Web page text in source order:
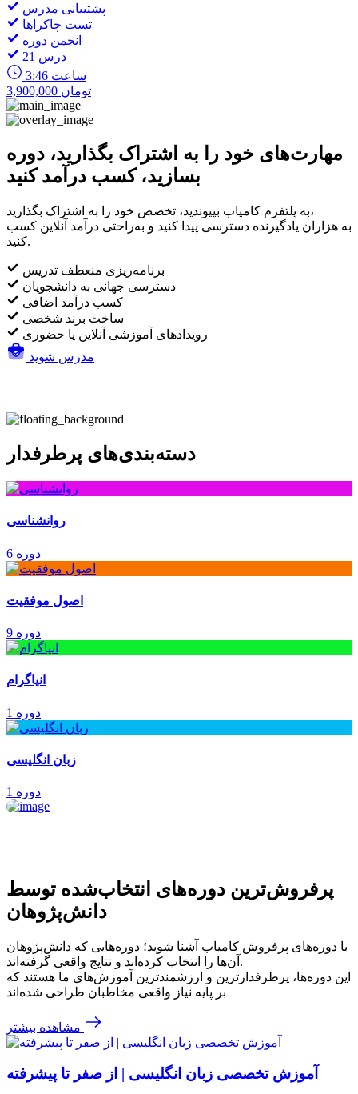
پشتیبانی مدرس
تست چاکراها
انجمن دوره
21 درس
3:46 ساعت
3,900,000 تومان
مهارت‌های خود را به اشتراک بگذارید، دوره
بسازید، کسب درآمد کنید
به پلتفرم کامیاب بپیوندید، تخصص خود را به اشتراک بگذارید،
به هزاران یادگیرنده دسترسی پیدا کنید و به‌راحتی درآمد آنلاین کسب
کنید.
برنامه‌ریزی منعطف تدریس
دسترسی جهانی به دانشجویان
کسب درآمد اضافی
ساخت برند شخصی
رویدادهای آموزشی آنلاین یا حضوری
مدرس شوید
دسته‌بندی‌های پرطرفدار
روانشناسی
6 دوره
اصول موفقیت
9 دوره
انیاگرام
1 دوره
زبان انگلیسی
1 دوره
پرفروش‌ترین‌ دوره‌های انتخاب‌شده توسط
دانش‌پژوهان
با دوره‌های پرفروش کامیاب آشنا شوید؛ دوره‌هایی که دانش‌پژوهان
آن‌ها را انتخاب کرده‌اند و نتایج واقعی گرفته‌اند.
این دوره‌ها، پرطرفدارترین و ارزشمندترین آموزش‌های ما هستند که
بر پایه نیاز واقعی مخاطبان طراحی شده‌اند
مشاهده بیشتر
آموزش تخصصی زبان انگلیسی | از صفر تا پیشرفته